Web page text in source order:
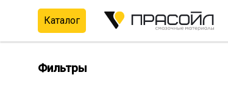
Перейти
содержимому
Каталог
Фильтры